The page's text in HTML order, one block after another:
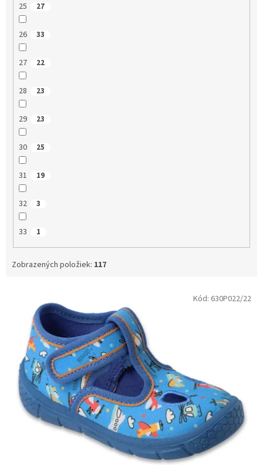
25 27
26 33
27 22
28 23
29 23
30 25
31 19
32 3
33 1
Zobrazených položiek: 117
Kód: 630P022/22